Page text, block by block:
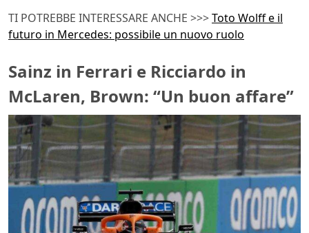
TI POTREBBE INTERESSARE ANCHE >>>Toto Wolff e il
futuro in Mercedes: possibile un nuovo ruolo
Sainz in Ferrari e Ricciardo in
McLaren, Brown: “Un buon affare”